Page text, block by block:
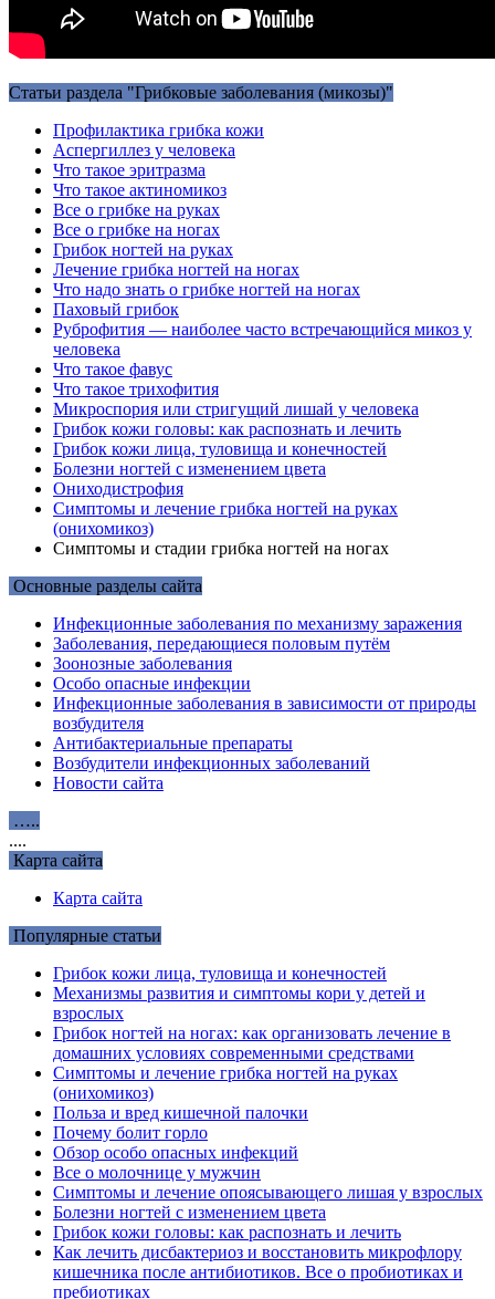
Статьи раздела "Грибковые заболевания (микозы)"
Профилактика грибка кожи
Аспергиллез у человека
Что такое эритразма
Что такое актиномикоз
Все о грибке на руках
Все о грибке на ногах
Грибок ногтей на руках
Лечение грибка ногтей на ногах
Что надо знать о грибке ногтей на ногах
Паховый грибок
Руброфития — наиболее часто встречающийся микоз у
человека
Что такое фавус
Что такое трихофития
Микроспория или стригущий лишай у человека
Грибок кожи головы: как распознать и лечить
Грибок кожи лица, туловища и конечностей
Болезни ногтей с изменением цвета
Ониходистрофия
Симптомы и лечение грибка ногтей на руках
(онихомикоз)
Симптомы и стадии грибка ногтей на ногах
Основные разделы сайта
Инфекционные заболевания по механизму заражения
Заболевания, передающиеся половым путём
Зоонозные заболевания
Особо опасные инфекции
Инфекционные заболевания в зависимости от природы
возбудителя
Антибактериальные препараты
Возбудители инфекционных заболеваний
Новости сайта
…..
....
Карта сайта
Карта сайта
Популярные статьи
Грибок кожи лица, туловища и конечностей
Механизмы развития и симптомы кори у детей и
взрослых
Грибок ногтей на ногах: как организовать лечение в
домашних условиях современными средствами
Симптомы и лечение грибка ногтей на руках
(онихомикоз)
Польза и вред кишечной палочки
Почему болит горло
Обзор особо опасных инфекций
Все о молочнице у мужчин
Симптомы и лечение опоясывающего лишая у взрослых
Болезни ногтей с изменением цвета
Грибок кожи головы: как распознать и лечить
Как лечить дисбактериоз и восстановить микрофлору
кишечника после антибиотиков. Все о пробиотиках и
пребиотиках